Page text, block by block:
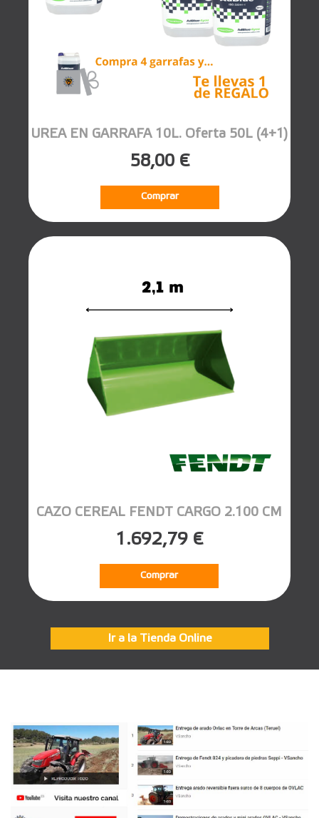
UREA EN GARRAFA 10L. Oferta 50L (4+1)
58,00 €
Comprar
CAZO CEREAL FENDT CARGO 2.100 CM
1.692,79 €
Comprar
Ir a la Tienda Online